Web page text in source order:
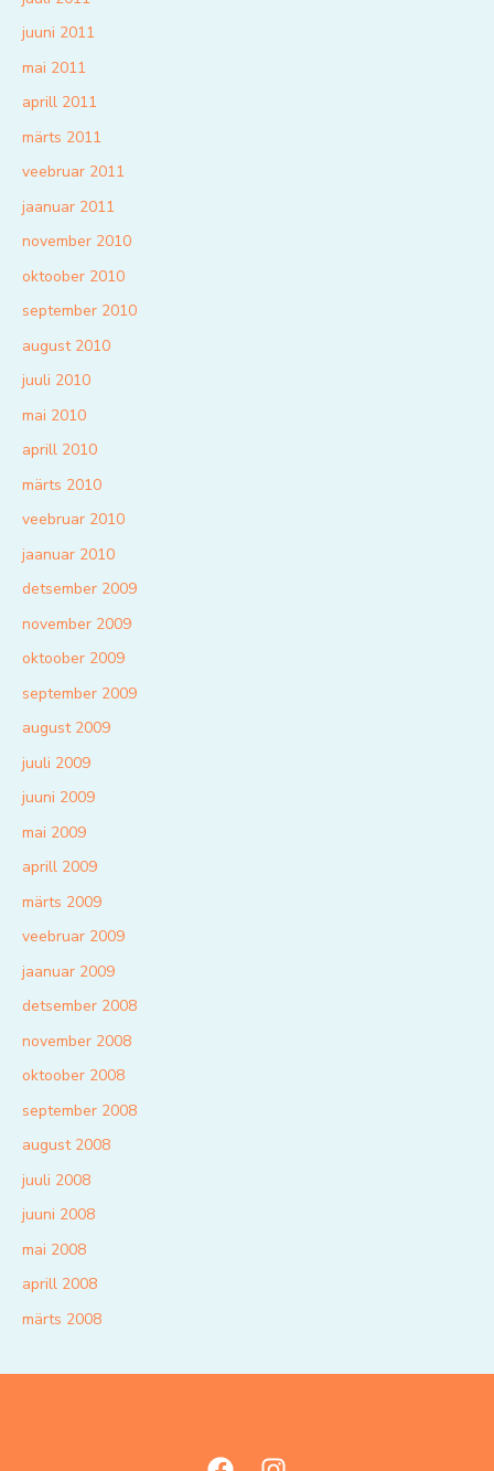
juuni 2011
mai 2011
aprill 2011
märts 2011
veebruar 2011
jaanuar 2011
november 2010
oktoober 2010
september 2010
august 2010
juuli 2010
mai 2010
aprill 2010
märts 2010
veebruar 2010
jaanuar 2010
detsember 2009
november 2009
oktoober 2009
september 2009
august 2009
juuli 2009
juuni 2009
mai 2009
aprill 2009
märts 2009
veebruar 2009
jaanuar 2009
detsember 2008
november 2008
oktoober 2008
september 2008
august 2008
juuli 2008
juuni 2008
mai 2008
aprill 2008
märts 2008